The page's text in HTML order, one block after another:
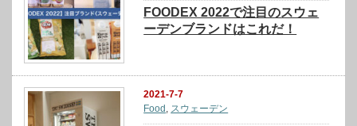
FOODEX 2022で注目のスウェ
ーデンブランドはこれだ！
2021-7-7
Food , スウェーデン